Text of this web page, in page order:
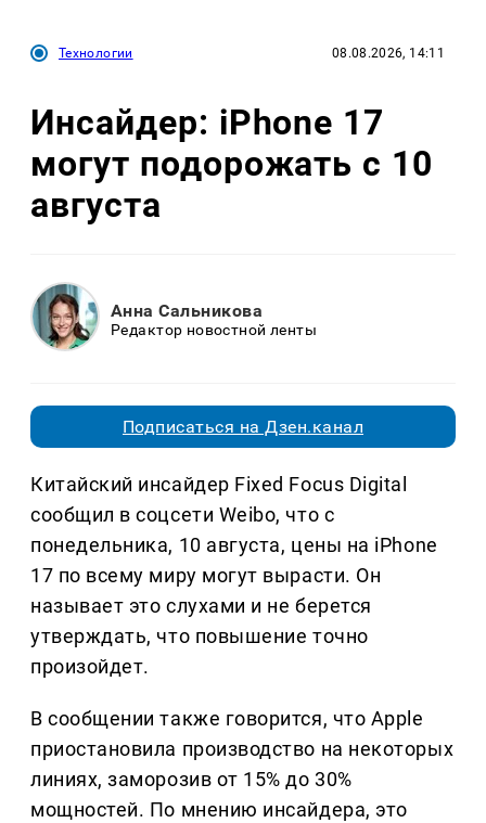
Технологии 08.08.2026, 14:11
Инсайдер: iPhone 17
могут подорожать с 10
августа
Анна Сальникова
Редактор новостной ленты
Подписаться на Дзен.канал
Китайский инсайдер Fixed Focus Digital
сообщил в соцсети Weibo, что с
понедельника, 10 августа, цены на iPhone
17 по всему миру могут вырасти. Он
называет это слухами и не берется
утверждать, что повышение точно
произойдет.
В сообщении также говорится, что Apple
приостановила производство на некоторых
линиях, заморозив от 15% до 30%
мощностей. По мнению инсайдера, это